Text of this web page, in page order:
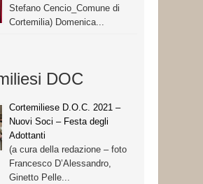
Stefano Cencio_Comune di
Cortemilia) Domenica...
DOC
Cortemiliese D.O.C. 2021 –
Nuovi Soci – Festa degli
Adottanti
(a cura della redazione – foto
Francesco D’Alessandro,
Ginetto Pelle...